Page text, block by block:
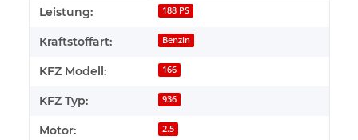
Produkteigenschaft
Wert
Leistung: 188 PS
Kraftstoffart: Benzin
KFZ Modell: 166
KFZ Typ: 936
Motor: 2.5